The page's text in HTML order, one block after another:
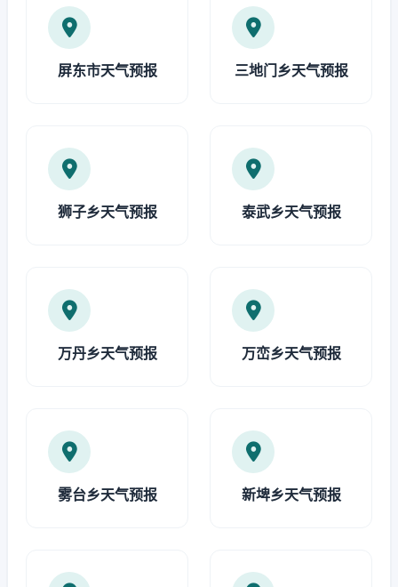
屏东市天气预报 三地门乡天气预报
狮子乡天气预报 泰武乡天气预报
万丹乡天气预报 万峦乡天气预报
雾台乡天气预报 新埤乡天气预报